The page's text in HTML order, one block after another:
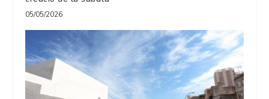
05/05/2026